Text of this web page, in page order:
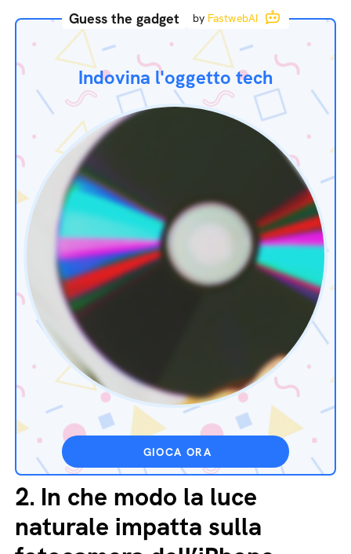
Guess the gadget by FastwebAI
Indovina l'oggetto tech
GIOCA ORA
2. In che modo la luce
naturale impatta sulla